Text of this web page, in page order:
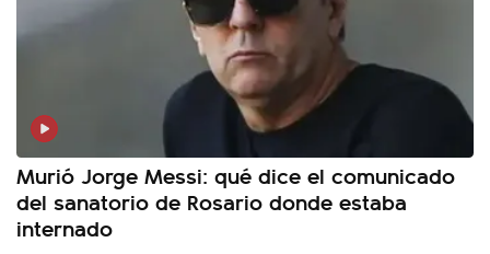
Murió Jorge Messi: qué dice el comunicado
del sanatorio de Rosario donde estaba
internado